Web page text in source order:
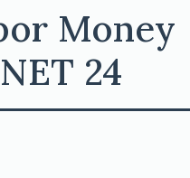
Money
24